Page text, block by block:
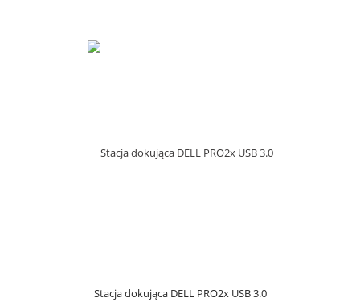
Stacja dokująca DELL PRO2x USB 3.0